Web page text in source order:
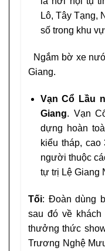
Lô, Tây Tạng,
số trong khu
Ngắm bờ xe
Giang.
Vạn Cổ Lầu
Giang. Vạn
dựng hoàn
kiểu tháp,
người thuộc
tự trị Lệ Giang
Tối: Đoàn dùng
sau đó về
thưởng thức
Trương Nghệ